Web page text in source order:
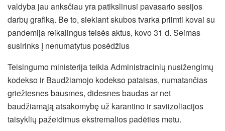
valdyba jau anksčiau yra patikslinusi pavasario sesijos
darbų grafiką. Be to, siekiant skubos tvarka priimti kovai su
pandemija reikalingus teisės aktus, kovo 31 d. Seimas
susirinks į nenumatytus posėdžius
Teisingumo ministerija teikia Administracinių nusižengimų
kodekso ir Baudžiamojo kodekso pataisas, numatančias
griežtesnes bausmes, didesnes baudas ar net
baudžiamąją atsakomybę už karantino ir saviizoliacijos
taisyklių pažeidimus ekstremalios padėties metu.